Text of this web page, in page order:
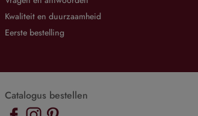
Kwaliteit en duurzaamheid
Eerste bestelling
Catalogus bestellen